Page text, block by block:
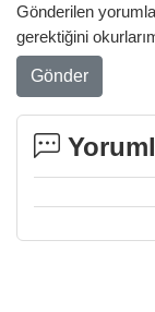
Gönderilen
gerektiğini
Gönder